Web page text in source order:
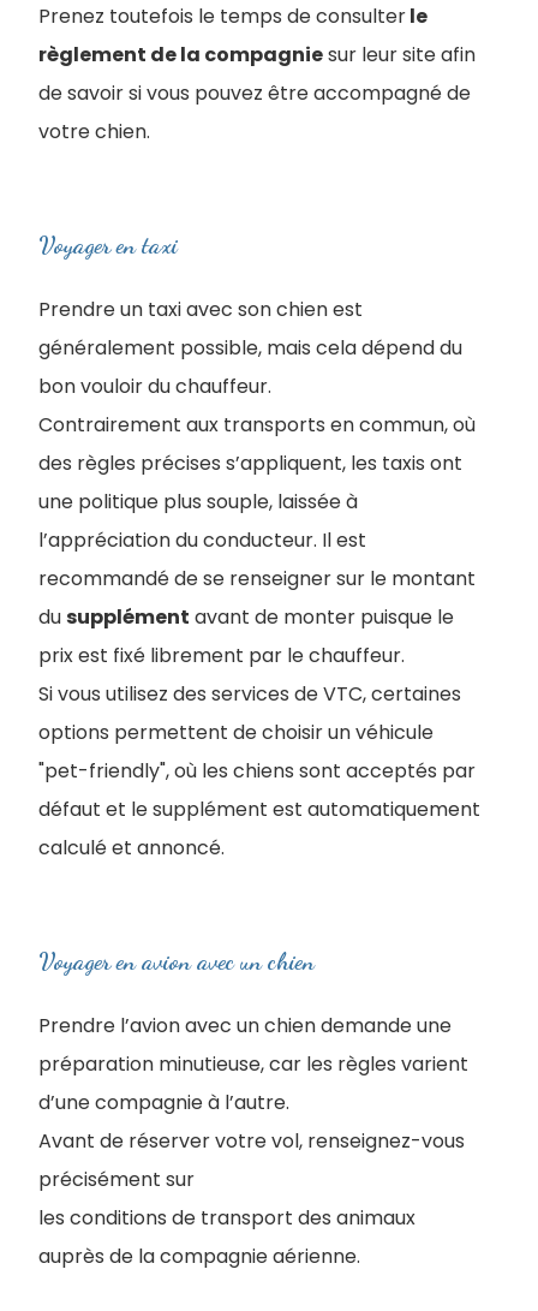
Prenez toutefois le temps de consulterle
règlement de la compagniesur leur site afin
de savoir si vous pouvez être accompagné de
votre chien.
Voyager en taxi
Prendre un taxi avec son chien est
généralement possible, mais cela dépend du
bon vouloir du chauffeur.
Contrairement aux transports en commun, où
des règles précises s’appliquent, les taxis ont
une politique plus souple, laissée à
l’appréciation du conducteur. Il est
recommandé de se renseigner sur le montant
dusupplément avant de monter puisque le
prix est fixé librement par le chauffeur.
Si vous utilisez des services de VTC, certaines
options permettent de choisir un véhicule
"pet-friendly", où les chiens sont acceptés par
défaut et le supplément est automatiquement
calculé et annoncé.
Voyager en avion avec un chien
Prendre l’avion avec un chien demande une
préparation minutieuse, car les règles varient
d’une compagnie à l’autre.
Avant de réserver votre vol, renseignez-vous
précisément sur
les conditions de transport des animaux
auprès de la compagnie aérienne.